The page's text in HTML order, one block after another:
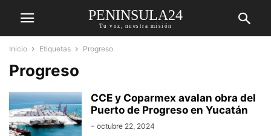
PENINSULA24
Tu voz, nuestra misión
Inicio Etiquetas Progreso
Progreso
CCE y Coparmex avalan obra del
Puerto de Progreso en Yucatán
- octubre 22, 2024